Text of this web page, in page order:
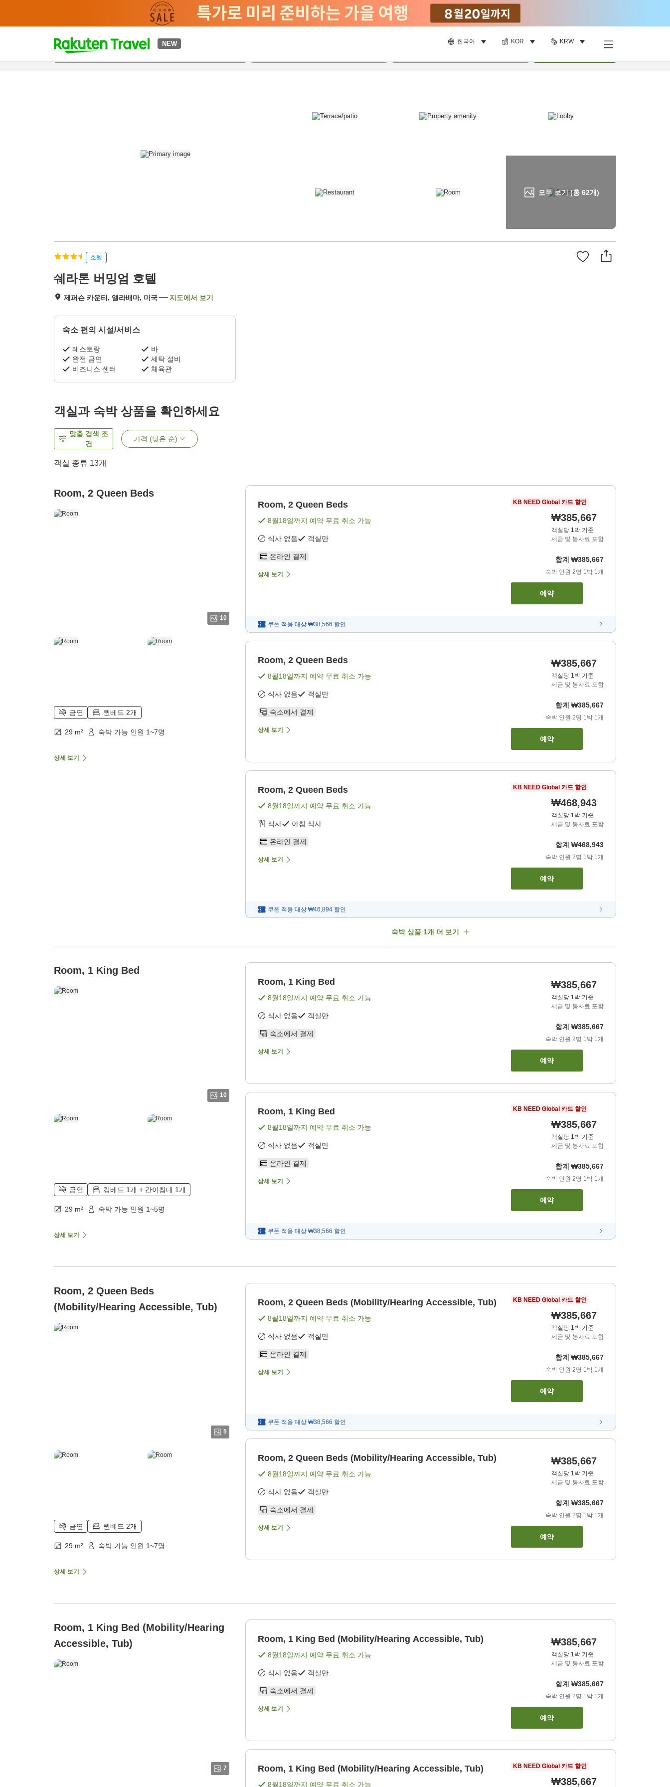
NEW 한국어 KOR KRW
t
p
모두 보기 (총 62개)
개요객실 & 숙박 상품이용 후기 편의 시설/서비스
호텔
쉐라톤 버밍엄 호텔
제퍼슨 카운티, 앨라배마, 미국 지도에서 보기
숙소 편의 시설/서비스
레스토랑
바
완전 금연
세탁 설비
비즈니스 센터
체육관
객실과 숙박 상품을 확인하세요
맞춤 검색 조
건
가격 (낮은 순)
객실 종류 13개
Room, 2 Queen Beds
10
금연 퀸베드 2개
29 m² 숙박 가능 인원 1~7명
상세 보기
Room, 2 Queen Beds
8월18일까지 예약 무료 취소 가능
식사 없음 객실만
온라인 결제
상세 보기
KB NEED Global 카드 할인
₩385,667
객실당 1박 기준
세금 및 봉사료 포함
합계 ₩385,667
숙박 인원 2명 1박 1개
예약
쿠폰 적용 대상 ₩38,566 할인
Room, 2 Queen Beds
8월18일까지 예약 무료 취소 가능
식사 없음 객실만
숙소에서 결제
상세 보기
₩385,667
객실당 1박 기준
세금 및 봉사료 포함
합계 ₩385,667
숙박 인원 2명 1박 1개
예약
Room, 2 Queen Beds
8월18일까지 예약 무료 취소 가능
식사 아침 식사
온라인 결제
상세 보기
KB NEED Global 카드 할인
₩468,943
객실당 1박 기준
세금 및 봉사료 포함
합계 ₩468,943
숙박 인원 2명 1박 1개
예약
쿠폰 적용 대상 ₩46,894 할인
숙박 상품 1개 더 보기
Room, 1 King Bed
10
금연 킹베드 1개 + 간이침대 1개
29 m² 숙박 가능 인원 1~5명
상세 보기
Room, 1 King Bed
8월18일까지 예약 무료 취소 가능
식사 없음 객실만
숙소에서 결제
상세 보기
₩385,667
객실당 1박 기준
세금 및 봉사료 포함
합계 ₩385,667
숙박 인원 2명 1박 1개
예약
Room, 1 King Bed
8월18일까지 예약 무료 취소 가능
식사 없음 객실만
온라인 결제
상세 보기
KB NEED Global 카드 할인
₩385,667
객실당 1박 기준
세금 및 봉사료 포함
합계 ₩385,667
숙박 인원 2명 1박 1개
예약
쿠폰 적용 대상 ₩38,566 할인
Room, 2 Queen Beds
(Mobility/Hearing Accessible, Tub)
5
금연 퀸베드 2개
29 m² 숙박 가능 인원 1~7명
상세 보기
Room, 2 Queen Beds (Mobility/Hearing Accessible, Tub)
8월18일까지 예약 무료 취소 가능
식사 없음 객실만
온라인 결제
상세 보기
KB NEED Global 카드 할인
₩385,667
객실당 1박 기준
세금 및 봉사료 포함
합계 ₩385,667
숙박 인원 2명 1박 1개
예약
쿠폰 적용 대상 ₩38,566 할인
Room, 2 Queen Beds (Mobility/Hearing Accessible, Tub)
8월18일까지 예약 무료 취소 가능
식사 없음 객실만
숙소에서 결제
상세 보기
₩385,667
객실당 1박 기준
세금 및 봉사료 포함
합계 ₩385,667
숙박 인원 2명 1박 1개
예약
Room, 1 King Bed (Mobility/Hearing
Accessible, Tub)
7
Room, 1 King Bed (Mobility/Hearing Accessible, Tub)
8월18일까지 예약 무료 취소 가능
식사 없음 객실만
숙소에서 결제
상세 보기
₩385,667
객실당 1박 기준
세금 및 봉사료 포함
합계 ₩385,667
숙박 인원 2명 1박 1개
예약
Room, 1 King Bed (Mobility/Hearing Accessible, Tub)
8월18일까지 예약 무료 취소 가능
KB NEED Global 카드 할인
₩385,667